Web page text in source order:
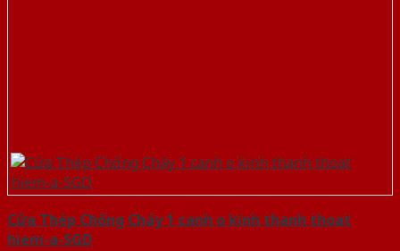
Cửa Thép Chống Cháy 1 canh o kinh thanh thoat
hiem-a-SGD